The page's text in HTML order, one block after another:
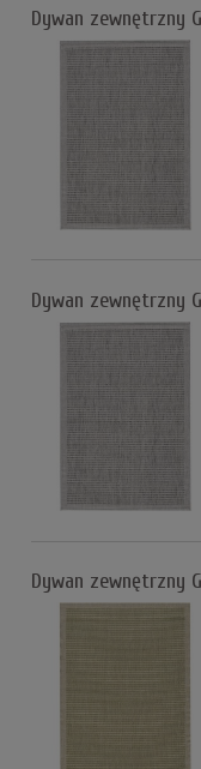
Dywan zewnętrzny
Dywan zewnętrzny
Dywan zewnętrzny